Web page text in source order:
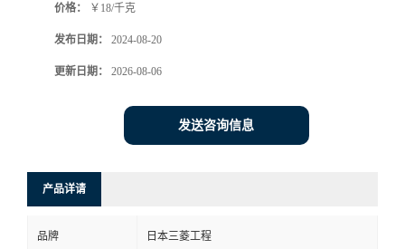
价格： ￥18/千克
发布日期： 2024-08-20
更新日期： 2026-08-06
发送咨询信息
产品详请
品牌 日本三菱工程